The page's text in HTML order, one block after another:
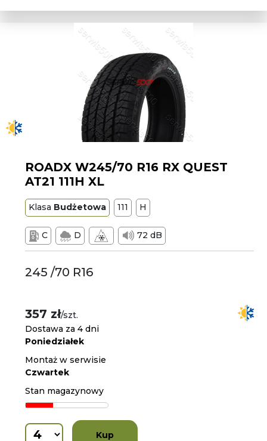
ROADX W245/70 R16 RX QUEST
AT21 111H XL
Klasa Budżetowa 111 H
C D 72 dB
245 /70 R16
357 zł/szt.
Dostawa za 4 dni
Poniedziałek
Montaż w serwisie
Czwartek
Stan magazynowy
Kup